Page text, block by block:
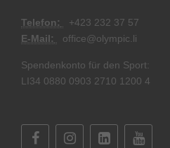
Telefon: +423 232 37 57
E-Mail:
office@olympic.li
Spendenkonto für den Sport:
LI34 0880 0903 2710 1200 4